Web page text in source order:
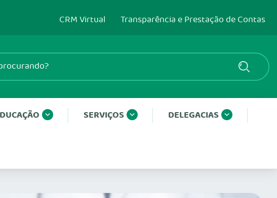
CRM Virtual Transparência e Prestação de Contas
SERVIÇOS DELEGACIAS